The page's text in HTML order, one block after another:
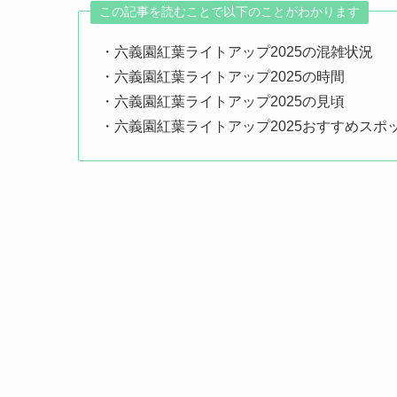
この記事を読むことで以下のことがわかります
・六義園紅葉ライトアップ2025の混雑状況
・六義園紅葉ライトアップ2025の時間
・六義園紅葉ライトアップ2025の見頃
・六義園紅葉ライトアップ2025おすすめスポ